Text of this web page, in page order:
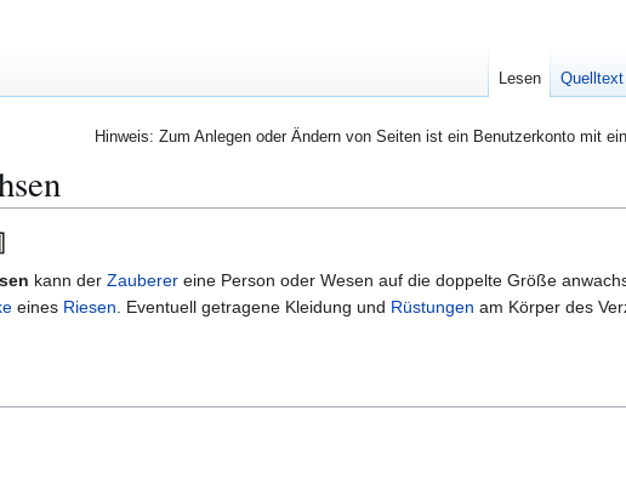
Hinweis: Zum Anlegen oder Ändern von Seiten ist ein Benutzerkonto mit
kann der Zauberer eine Person oder Wesen auf die doppelte Größe
eines Riesen . Eventuell getragene Kleidung und Rüstungen am Körper des
Lesen